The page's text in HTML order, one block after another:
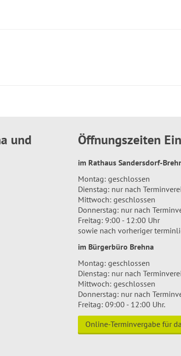
und
Öffnungszeiten
im Rathaus Sandersdorf-
Montag: geschlossen
Dienstag: nur nach
Mittwoch: geschlossen
Donnerstag: nur nach
Freitag: 9:00 - 12:00 Uhr
sowie nach vorheriger
im Bürgerbüro Brehna
Montag: geschlossen
Dienstag: nur nach
Mittwoch: geschlossen
Donnerstag: nur nach
Freitag: 09:00 - 12:00 Uhr.
Online-Terminvergabe für